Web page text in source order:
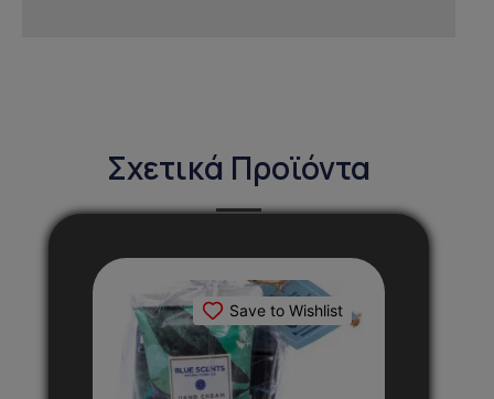
Σχετικά Προϊόντα
Save to Wishlist